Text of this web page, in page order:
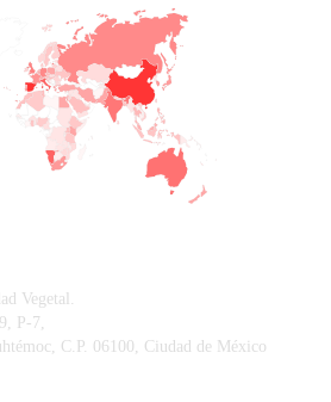
Vegetal.
P-7,
C.P. 06100, Ciudad de México